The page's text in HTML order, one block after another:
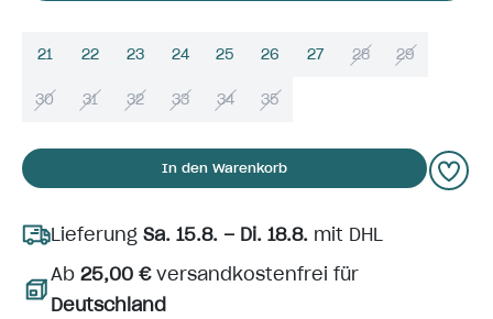
21 22 23 24 25 26 27 28 29
30 31 32 33 34 35
In den Warenkorb
Lieferung Sa. 15.8. – Di. 18.8. mit DHL
Ab 25,00 €versandkostenfrei für
Deutschland